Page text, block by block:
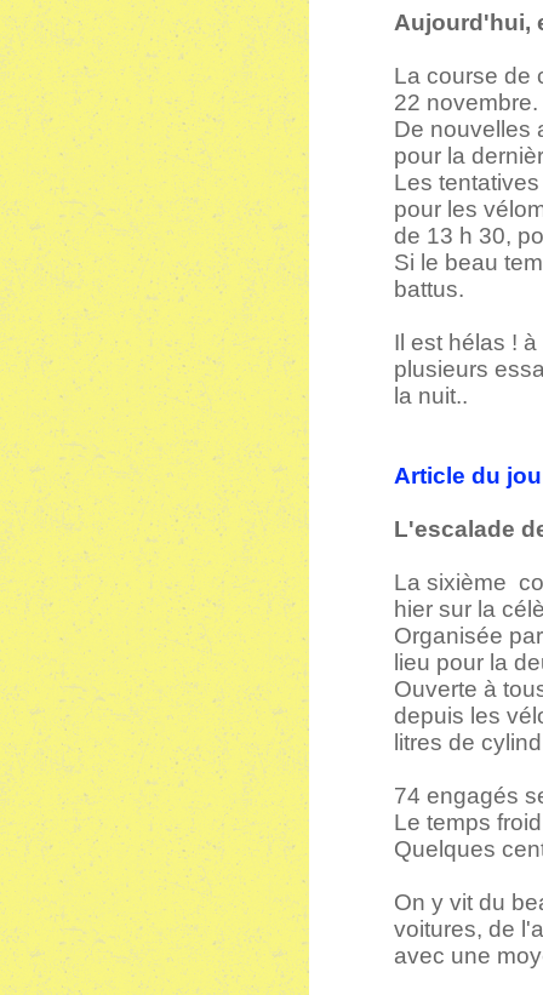
Aujourd'hui,
La course de
22 novembre.
De nouvelles
pour la
Les
pour les
de 13 h 30,
Si le beau
battus.
Il est hélas !
plusieurs
la nuit..
Article du
L'escalade
La sixième
hier sur la
Organisée
lieu pour la
Ouverte à
depuis les
litres de
74 engagés
Le temps
Quelques
On y vit du
voitures, de
avec une